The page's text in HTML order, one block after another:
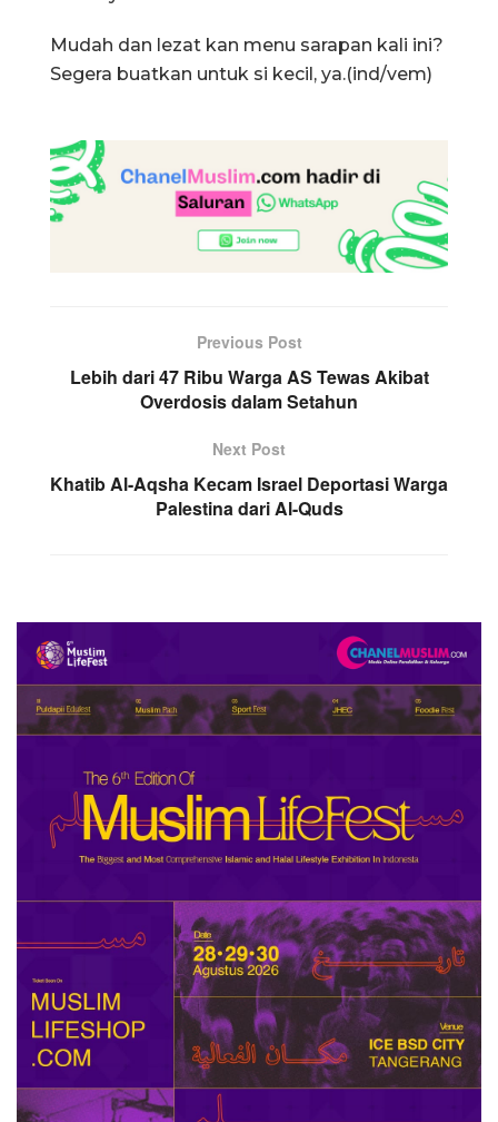
Mudah dan lezat kan menu sarapan kali ini?
Segera buatkan untuk si kecil, ya.(ind/vem)
Previous Post
Lebih dari 47 Ribu Warga AS Tewas Akibat
Overdosis dalam Setahun
Next Post
Khatib Al-Aqsha Kecam Israel Deportasi Warga
Palestina dari Al-Quds